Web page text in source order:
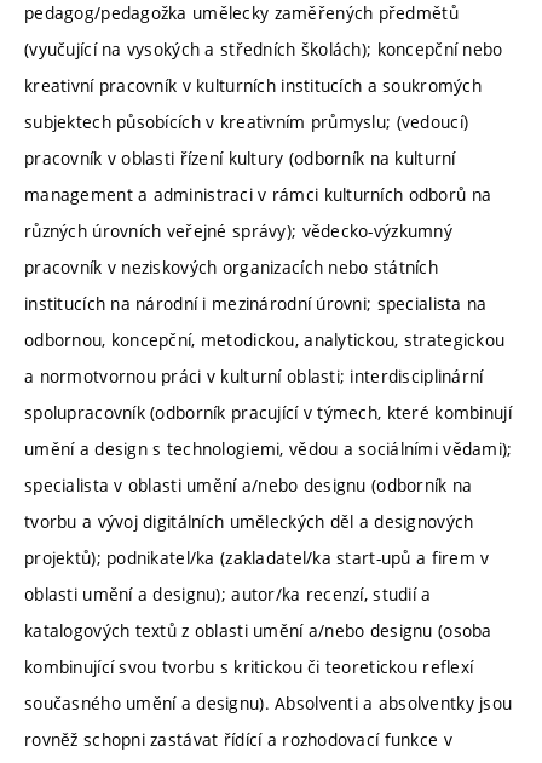
pedagog/pedagožka umělecky zaměřených předmětů
(vyučující na vysokých a středních školách); koncepční nebo
kreativní pracovník v kulturních institucích a soukromých
subjektech působících v kreativním průmyslu; (vedoucí)
pracovník v oblasti řízení kultury (odborník na kulturní
management a administraci v rámci kulturních odborů na
různých úrovních veřejné správy); vědecko-výzkumný
pracovník v neziskových organizacích nebo státních
institucích na národní i mezinárodní úrovni; specialista na
odbornou, koncepční, metodickou, analytickou, strategickou
a normotvornou práci v kulturní oblasti; interdisciplinární
spolupracovník (odborník pracující v týmech, které kombinují
umění a design s technologiemi, vědou a sociálními vědami);
specialista v oblasti umění a/nebo designu (odborník na
tvorbu a vývoj digitálních uměleckých děl a designových
projektů); podnikatel/ka (zakladatel/ka start-upů a firem v
oblasti umění a designu); autor/ka recenzí, studií a
katalogových textů z oblasti umění a/nebo designu (osoba
kombinující svou tvorbu s kritickou či teoretickou reflexí
současného umění a designu). Absolventi a absolventky jsou
rovněž schopni zastávat řídící a rozhodovací funkce v